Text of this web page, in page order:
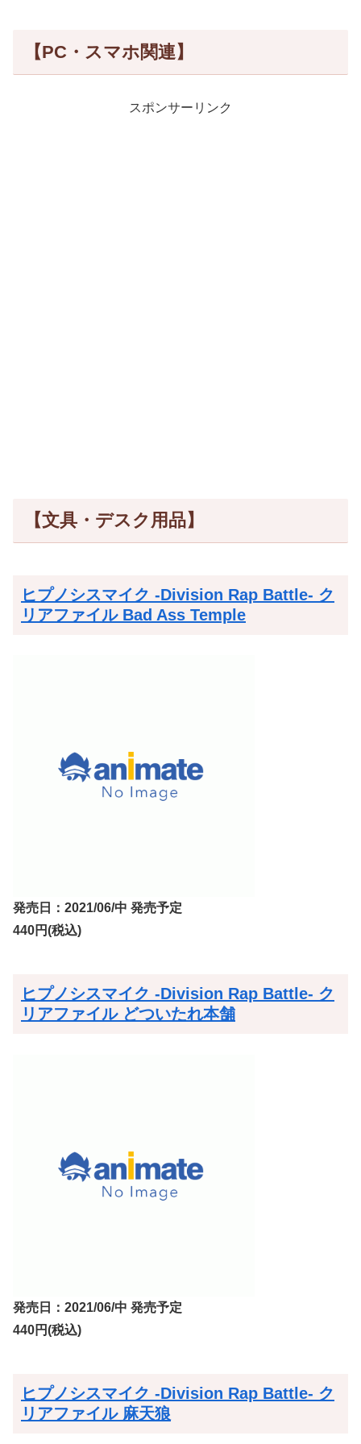
【PC・スマホ関連】
スポンサーリンク
【文具・デスク用品】
ヒプノシスマイク -Division Rap Battle- ク
リアファイル Bad Ass Temple
発売日：2021/06/中 発売予定
440円(税込)
ヒプノシスマイク -Division Rap Battle- ク
リアファイル どついたれ本舗
発売日：2021/06/中 発売予定
440円(税込)
ヒプノシスマイク -Division Rap Battle- ク
リアファイル 麻天狼